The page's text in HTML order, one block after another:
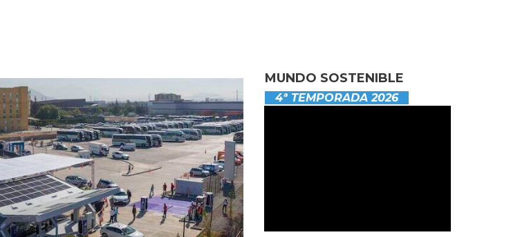
MUNDO SOSTENIBLE
4ª TEMPORADA 2026